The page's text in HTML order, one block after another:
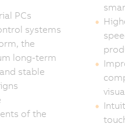
PCs
systems
the
long-term
stable
of the